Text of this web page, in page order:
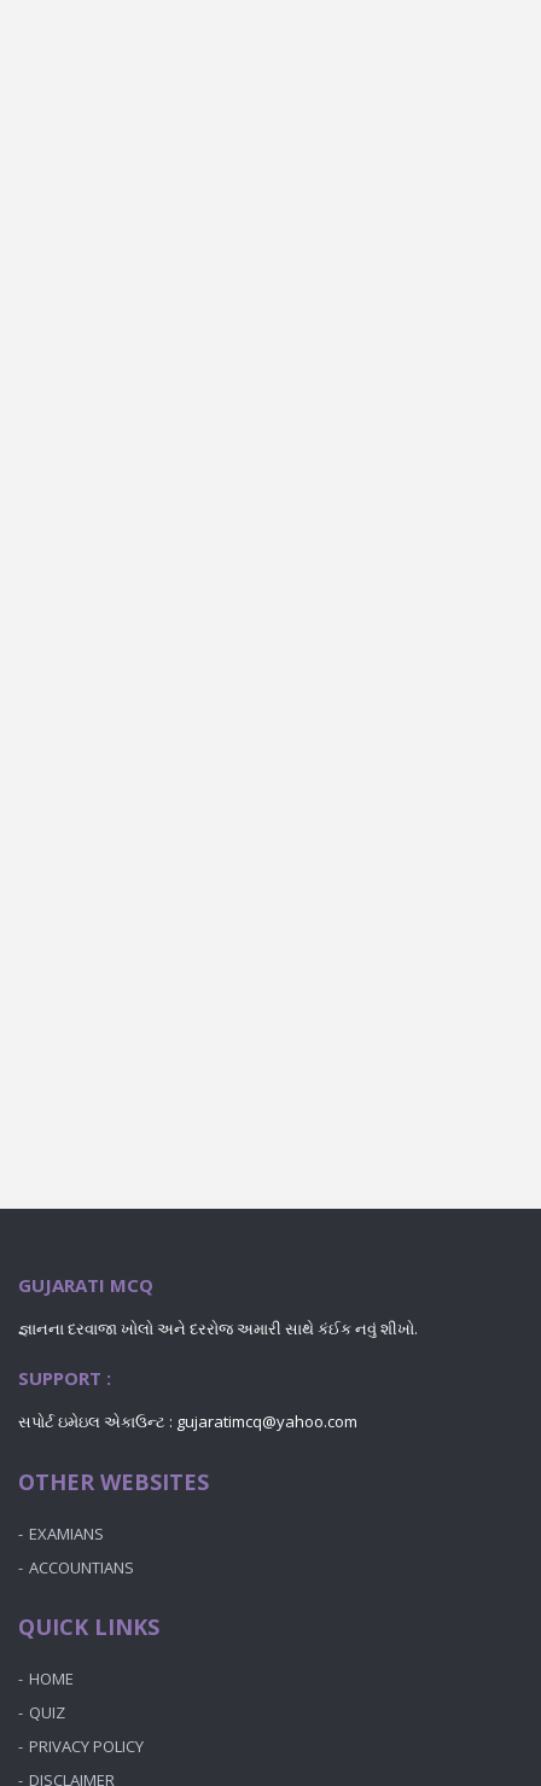
GUJARATI MCQ
જ્ઞાનના દરવાજા ખોલો અને દરરોજ અમારી સાથે કંઈક નવું શીખો.
SUPPORT :
સપોર્ટ ઇમેઇલ એકાઉન્ટ : gujaratimcq@yahoo.com
OTHER WEBSITES
EXAMIANS
ACCOUNTIANS
QUICK LINKS
HOME
QUIZ
PRIVACY POLICY
DISCLAIMER